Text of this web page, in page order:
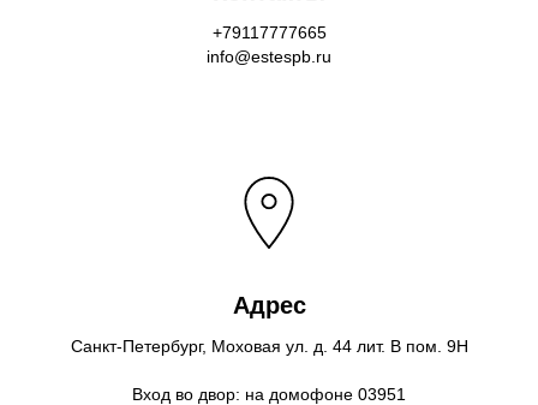
+79117777665
info@estespb.ru
Адрес
Санкт-Петербург, Моховая ул. д. 44 лит. В пом. 9Н
Вход во двор: на домофоне 03951